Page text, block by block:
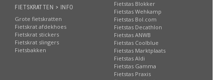
FIETSKRATTEN > INFO
Grote fietskratten
Fietskrat afdekhoes
Fietskrat stickers
Fietskrat slingers
Fietsbakken
Fietstas Blokker
Fietstas Wehkamp
Fietstas Bol.com
Fietstas Decathlon
Fietstas ANWB
Fietstas Coolblue
Fietstas Marktplaats
Fietstas Aldi
Fietstas Gamma
Fietstas Praxis